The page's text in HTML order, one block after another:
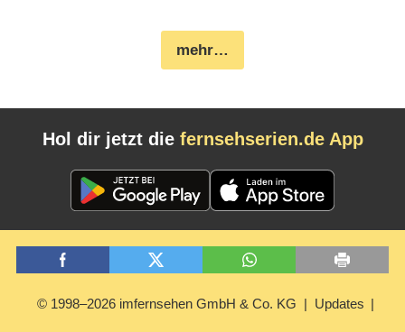
mehr…
Hol dir jetzt die fernsehserien.de App
© 1998–2026 imfernsehen GmbH & Co. KG Updates